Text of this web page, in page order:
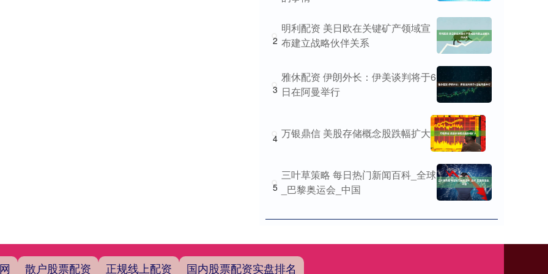
2
明利配资 美日欧在关键矿产领域宣
布建立战略伙伴关系
3
雅休配资 伊朗外长：伊美谈判将于6
日在阿曼举行
4 万银鼎信 美股存储概念股跌幅扩大
5
三叶草策略 每日热门新闻百科_全球
_巴黎奥运会_中国
散户股票配资 正规线上配资 国内股票配资实盘排名